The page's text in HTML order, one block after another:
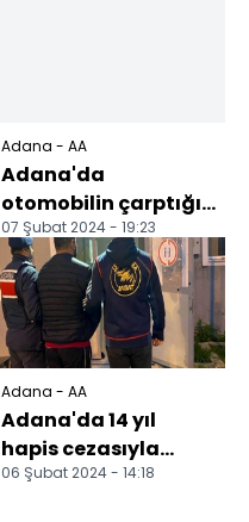
Adana - AA
Adana'da
otomobilin çarptığı
çoban ağır
yaralandı
07 Şubat 2024 - 19:23
Adana - AA
Adana'da 14 yıl
hapis cezasıyla
aranan firari
06 Şubat 2024 - 14:18